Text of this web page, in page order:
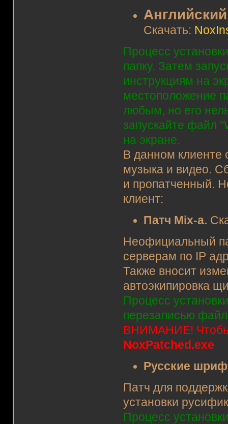
Скачать:
Процесс
папку. Затем
инструкциям на
местоположение
любым, но его
запускайте файл
на экране.
В данном клиенте
музыка и видео.
и пропатченный.
клиент:
Патч Mix-a.
Неофициальный
серверам по IP
Также вносит
автоэкипировка
Процесс
перезаписью
ВНИМАНИЕ! Чтобы
NoxPatched.exe
Русские
Патч для
установки
Процесс